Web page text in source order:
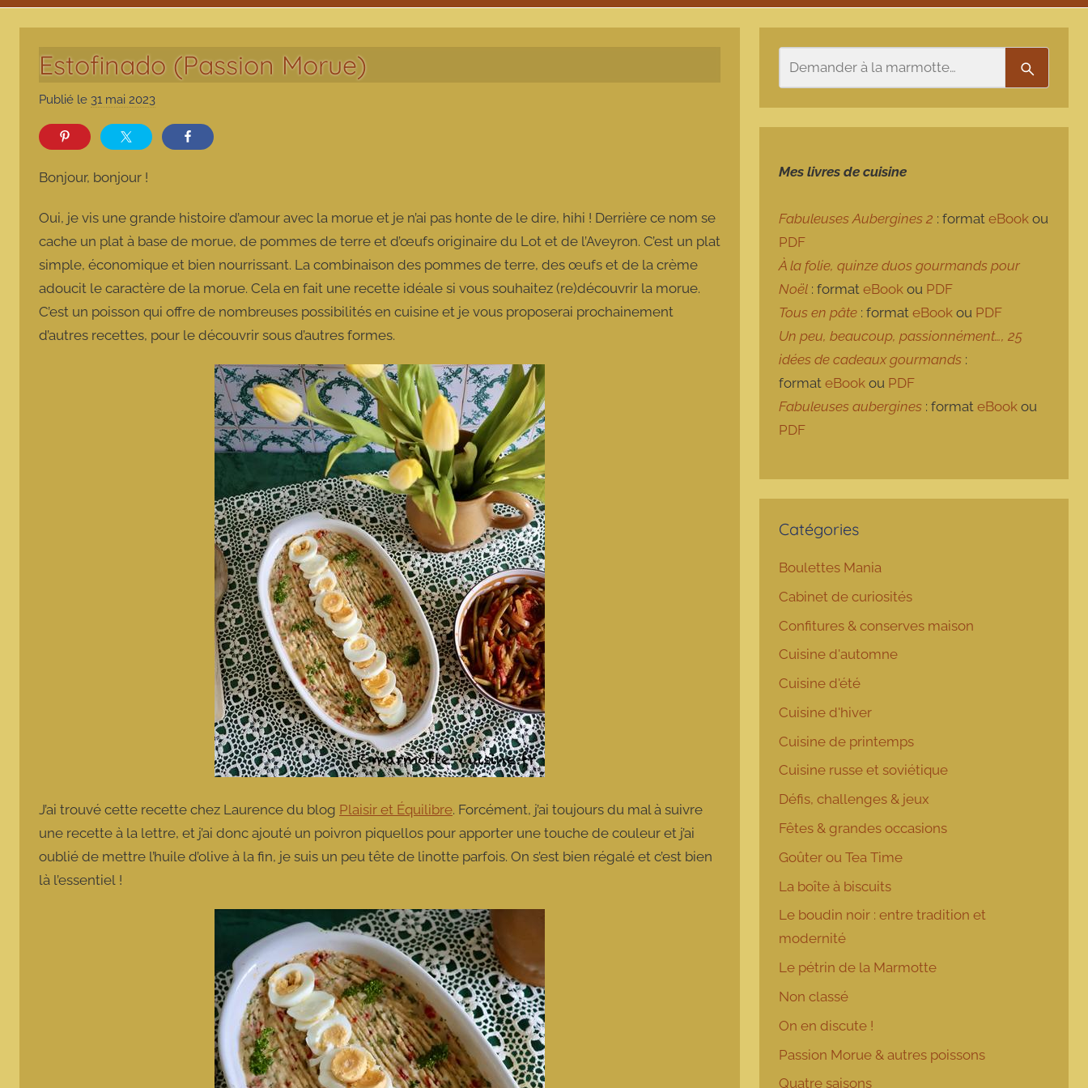
Estofinado (Passion Morue)
Publié le 31 mai 2023
m
o
t
t
e
Bonjour, bonjour !
Oui, je vis une grande histoire d’amour avec la morue et je n’ai pas honte de le dire, hihi ! Derrière ce nom se
cache un plat à base de morue, de pommes de terre et d’œufs originaire du Lot et de l’Aveyron. C’est un plat
simple, économique et bien nourrissant. La combinaison des pommes de terre, des œufs et de la crème
adoucit le caractère de la morue. Cela en fait une recette idéale si vous souhaitez (re)découvrir la morue.
C’est un poisson qui offre de nombreuses possibilités en cuisine et je vous proposerai prochainement
d’autres recettes, pour le découvrir sous d’autres formes.
J’ai trouvé cette recette chez Laurence du blog Plaisir et Équilibre. Forcément, j’ai toujours du mal à suivre
une recette à la lettre, et j’ai donc ajouté un poivron piquellos pour apporter une touche de couleur et j’ai
oublié de mettre l’huile d’olive à la fin, je suis un peu tête de linotte parfois. On s’est bien régalé et c’est bien
là l’essentiel !
Mes livres de cuisine
Fabuleuses Aubergines 2 : formateBook ou
PDF
À la folie, quinze duos gourmands pour
Noël : formateBook ou PDF
Tous en pâte : formateBook ou PDF
Un peu, beaucoup, passionnément…, 25
idées de cadeaux gourmands :
formateBook ou PDF
Fabuleuses aubergines : formateBook ou
PDF
Catégories
Boulettes Mania
Cabinet de curiosités
Confitures & conserves maison
Cuisine d'automne
Cuisine d'été
Cuisine d'hiver
Cuisine de printemps
Cuisine russe et soviétique
Défis, challenges & jeux
Fêtes & grandes occasions
Goûter ou Tea Time
La boîte à biscuits
Le boudin noir : entre tradition et
modernité
Le pétrin de la Marmotte
Non classé
On en discute !
Passion Morue & autres poissons
Quatre saisons